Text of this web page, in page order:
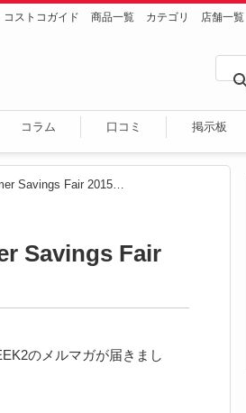
コストコガイド 商品一覧 カテゴリ 店舗一覧
コラム 口コミ 掲示板
Savings Fair
のメルマガが届きまし